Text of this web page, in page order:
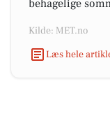
behagelige
Kilde: MET.no
Læs hele